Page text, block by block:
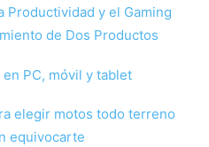
Productividad y el Gaming
de Dos Productos
PC, móvil y tablet
elegir motos todo terreno
equivocarte